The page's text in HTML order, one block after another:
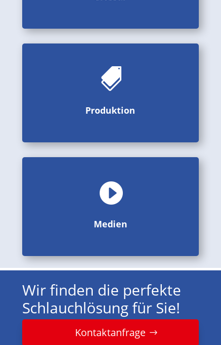

Produktion
Bilder, Videos und Beschreibungen aus der Produktion

Medien
Bildergalerien, Videos und PDF
Wir finden die perfekte
Schlauchlösung für Sie!
Kontaktanfrage